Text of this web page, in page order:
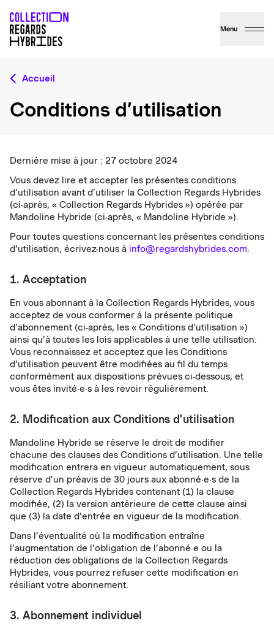
Menu
Accueil
Conditions d’utilisation
Dernière mise à jour : 27 octobre 2024
Vous devez lire et accepter les présentes conditions
d’utilisation avant d’utiliser la Collection Regards Hybrides
(ci-après, « Collection Regards Hybrides ») opérée par
Mandoline Hybride (ci-après, « Mandoline Hybride »).
Pour toutes questions concernant les présentes conditions
d’utilisation, écrivez-nous à info@regardshybrides.com.
1. Acceptation
En vous abonnant à la Collection Regards Hybrides, vous
acceptez de vous conformer à la présente politique
d’abonnement (ci-après, les « Conditions d’utilisation »)
ainsi qu’à toutes les lois applicables à une telle utilisation.
Vous reconnaissez et acceptez que les Conditions
d’utilisation peuvent être modifiées au fil du temps
conformément aux dispositions prévues ci-dessous, et
vous êtes invité·e·s à les revoir régulièrement.
2. Modification aux Conditions d’utilisation
Mandoline Hybride se réserve le droit de modifier
chacune des clauses des Conditions d’utilisation. Une telle
modification entrera en vigueur automatiquement, sous
réserve d’un préavis de 30 jours aux abonné·e·s de la
Collection Regards Hybrides contenant (1) la clause
modifiée, (2) la version antérieure de cette clause ainsi
que (3) la date d’entrée en vigueur de la modification.
Dans l’éventualité où la modification entraîne
l’augmentation de l’obligation de l’abonné·e ou la
réduction des obligations de la Collection Regards
Hybrides, vous pourrez refuser cette modification en
résiliant votre abonnement.
3. Abonnement individuel